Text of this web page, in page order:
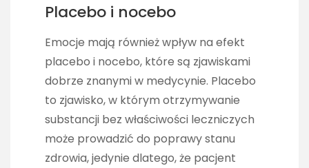
Placebo i nocebo
Emocje mają również wpływ na efekt
placebo i nocebo, które są zjawiskami
dobrze znanymi w medycynie. Placebo
to zjawisko, w którym otrzymywanie
substancji bez właściwości leczniczych
może prowadzić do poprawy stanu
zdrowia, jedynie dlatego, że pacjent